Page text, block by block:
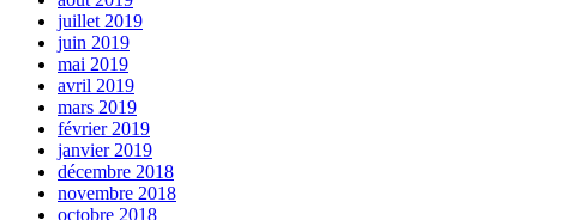
juillet 2019
juin 2019
mai 2019
avril 2019
mars 2019
février 2019
janvier 2019
décembre 2018
novembre 2018
octobre 2018